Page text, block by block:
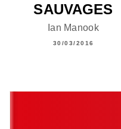
SAUVAGES
Ian Manook
30/03/2016